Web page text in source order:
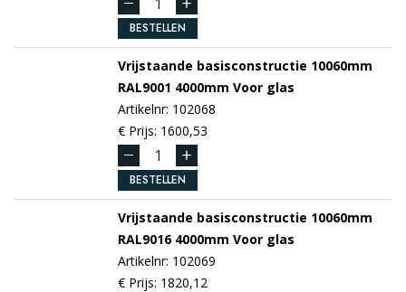
BESTELLEN
Vrijstaande basisconstructie 10060mm
RAL9001 4000mm Voor glas
Artikelnr: 102068
€ Prijs: 1600,53
BESTELLEN
Vrijstaande basisconstructie 10060mm
RAL90164000mm Voor glas
Artikelnr: 102069
€ Prijs: 1820,12